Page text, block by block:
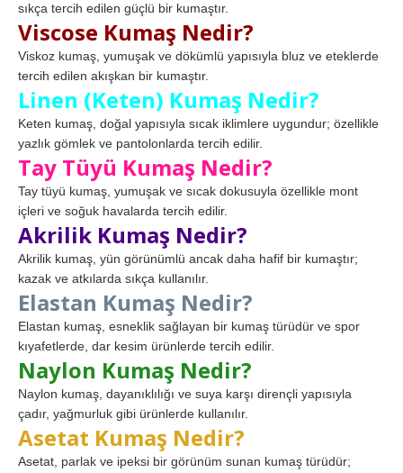
sıkça tercih edilen güçlü bir kumaştır.
Viscose Kumaş Nedir?
Viskoz kumaş, yumuşak ve dökümlü yapısıyla bluz ve eteklerde
tercih edilen akışkan bir kumaştır.
Linen (Keten) Kumaş Nedir?
Keten kumaş, doğal yapısıyla sıcak iklimlere uygundur; özellikle
yazlık gömlek ve pantolonlarda tercih edilir.
Tay Tüyü Kumaş Nedir?
Tay tüyü kumaş, yumuşak ve sıcak dokusuyla özellikle mont
içleri ve soğuk havalarda tercih edilir.
Akrilik Kumaş Nedir?
Akrilik kumaş, yün görünümlü ancak daha hafif bir kumaştır;
kazak ve atkılarda sıkça kullanılır.
Elastan Kumaş Nedir?
Elastan kumaş, esneklik sağlayan bir kumaş türüdür ve spor
kıyafetlerde, dar kesim ürünlerde tercih edilir.
Naylon Kumaş Nedir?
Naylon kumaş, dayanıklılığı ve suya karşı dirençli yapısıyla
çadır, yağmurluk gibi ürünlerde kullanılır.
Asetat Kumaş Nedir?
Asetat, parlak ve ipeksi bir görünüm sunan kumaş türüdür;